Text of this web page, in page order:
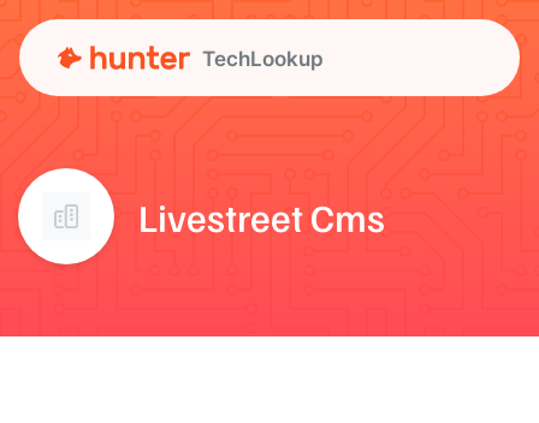
TechLookup
Livestreet Cms